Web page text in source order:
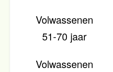
Volwassenen
51-70 jaar
Volwassenen